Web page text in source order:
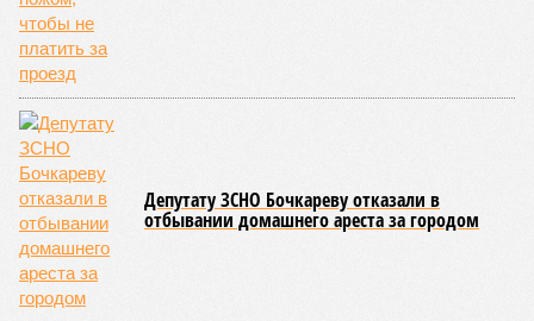
Депутату ЗСНО Бочкареву отказали в
отбывании домашнего ареста за городом